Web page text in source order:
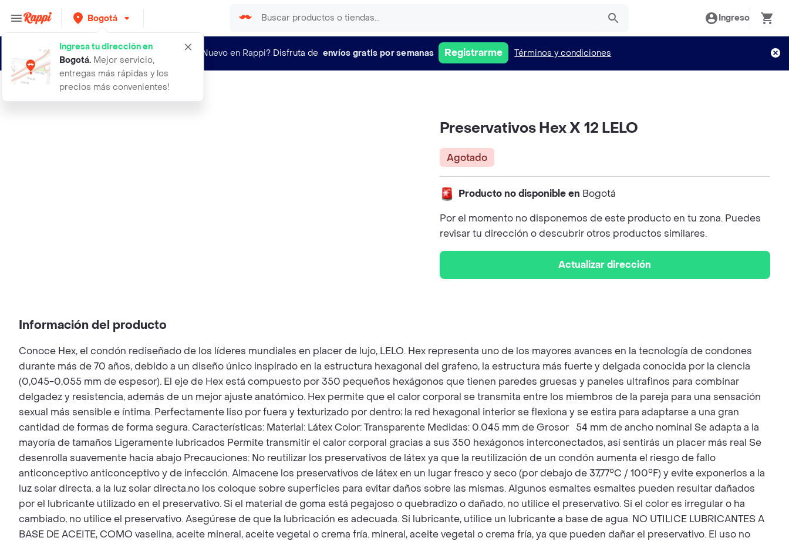
Bogotá
Ingresa tu dirección en
Bogotá. Mejor servicio,
entregas más rápidas y los
precios más convenientes!
Ingreso
¿Nuevo en Rappi? Disfruta de envíos gratis por semanas Registrarme Términos y condiciones
preservativos hex x 12 lelo
Preservativos Hex X 12 LELO
Agotado
Producto no disponible en Bogotá
Por el momento no disponemos de este producto en tu zona. Puedes
revisar tu dirección o descubrir otros productos similares.
Actualizar dirección
Información del producto
Conoce Hex, el condón rediseñado de los líderes mundiales en placer de lujo, LELO. Hex representa uno de los mayores avances en la tecnología de condones
durante más de 70 años, debido a un diseño único inspirado en la estructura hexagonal del grafeno, la estructura más fuerte y delgada conocida por la ciencia
(0,045-0,055 mm de espesor). El eje de Hex está compuesto por 350 pequeños hexágonos que tienen paredes gruesas y paneles ultrafinos para combinar
delgadez y resistencia, además de un mejor ajuste anatómico. Hex permite que el calor corporal se transmita entre los miembros de la pareja para una sensación
sexual más sensible e íntima. Perfectamente liso por fuera y texturizado por dentro; la red hexagonal interior se flexiona y se estira para adaptarse a una gran
cantidad de formas de forma segura. Características: Material: Látex Color: Transparente Medidas: 0.045 mm de Grosor 54 mm de ancho nominal Se adapta a la
mayoría de tamaños Ligeramente lubricados Permite transmitir el calor corporal gracias a sus 350 hexágonos interconectados, así sentirás un placer más real Se
desenrolla suavemente hacia abajo Precauciones: No reutilizar los preservativos de látex ya que la reutilización de un condón aumenta el riesgo de fallo
anticonceptivo anticonceptivo y de infección. Almacene los preservativos de látex en un lugar fresco y seco (por debajo de 37,77°C / 100°F) y evite exponerlos a la
luz solar directa. a la luz solar directa.no los coloque sobre superficies para evitar daños sobre las mismas. Algunos esmaltes esmaltes pueden resultar dañados
por el lubricante utilizado en el preservativo. Si el material de goma está pegajoso o quebradizo o dañado, no utilice el preservativo. Si el color es irregular o ha
cambiado, no utilice el preservativo. Asegúrese de que la lubricación es adecuada. Si lubricante, utilice un lubricante a base de agua. NO UTILICE LUBRICANTES A
BASE DE ACEITE, COMO vaselina, aceite mineral, aceite vegetal o crema fría. mineral, aceite vegetal o crema fría, ya que pueden dañar el preservativo. El uso no